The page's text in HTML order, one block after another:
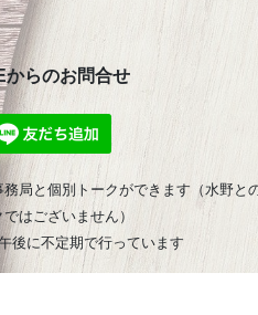
からのお問合せ
局と個別トークができます（水野と
はございません）
後に不定期で行っています